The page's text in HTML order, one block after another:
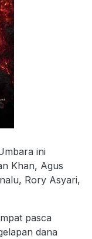
ini
Khan, Agus
Rory Asyari,
pasca
dana